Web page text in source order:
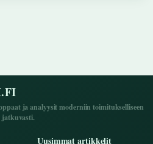
ja analyysit moderniin toimitukselliseen
jatkuvasti.
Uusimmat artikkelit